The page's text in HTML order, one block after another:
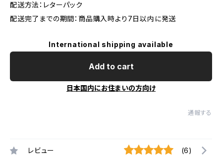
配送方法：レターパック
配送完了までの期間：商品購入時より7日以内に発送
International shipping available
Add to cart
日本国内にお住まいの方向け
通報する
レビュー (6)